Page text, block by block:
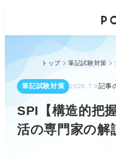
トップ 筆記試験対策
筆記試験対策 2026.7.9記事
SPI【構造的把
活の専門家の解